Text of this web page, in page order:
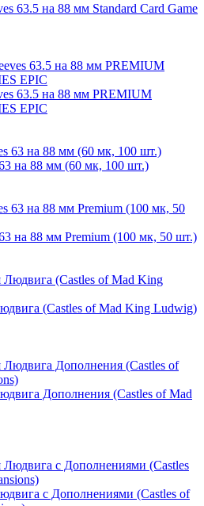
63.5 на 88 мм Standard Card Game
63.5 на 88 мм PREMIUM
EPIC
на 88 мм (60 мк, 100 шт.)
на 88 мм Premium (100 мк, 50 шт.)
(Castles of Mad King Ludwig)
Дополнения (Castles of Mad
с Дополнениями (Castles of